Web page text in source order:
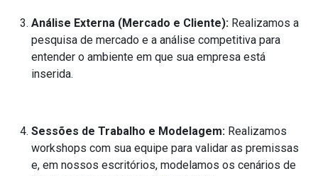
Análise Externa (Mercado e Cliente): Realizamos a
pesquisa de mercado e a análise competitiva para
entender o ambiente em que sua empresa está
inserida.
Sessões de Trabalho e Modelagem: Realizamos
workshops com sua equipe para validar as premissas
e, em nossos escritórios, modelamos os cenários de